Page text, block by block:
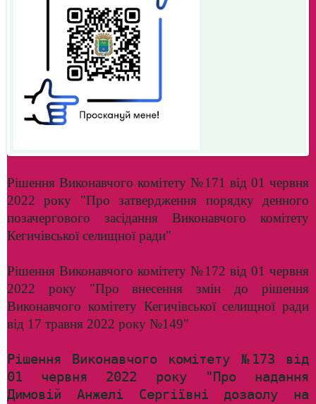
Рішення Виконавчого комітету №171 від 01 червня
2022 року "Про затвердження порядку денного
позачергового засідання Виконавчого комітету
Кегичівської селищної ради"
Рішення Виконавчого комітету №172 від 01 червня
2022 року "Про внесення змін до рішення
Виконавчого комітету Кегичівської селищної ради
від 17 травня 2022 року №149"
Рішення Виконавчого комітету №173 від
01 червня 2022 року "Про надання
Димовій Анжелі Сергіївні дозаолу на